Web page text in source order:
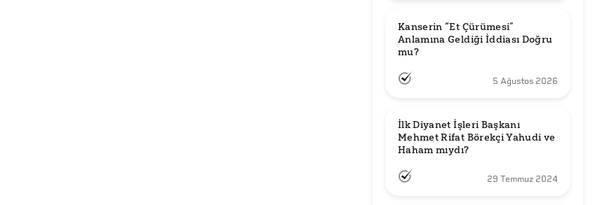
Kanserin “Et Çürümesi”
Anlamına Geldiği İddiası Doğru
mu?
5 Ağustos 2026
İlk Diyanet İşleri Başkanı
Mehmet Rifat Börekçi Yahudi ve
Haham mıydı?
29 Temmuz 2024